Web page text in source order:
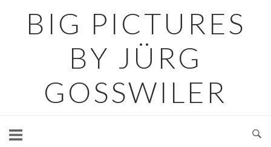
BIG PICTURES
BY JÜRG
GOSSWILER